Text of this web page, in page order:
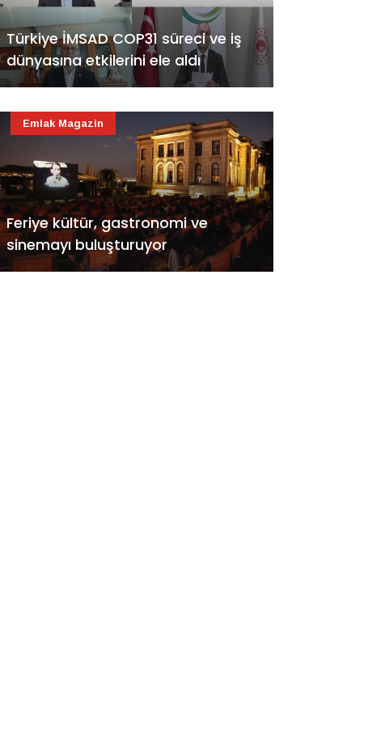
Türkiye İMSAD COP31 süreci ve iş
dünyasına etkilerini ele aldı
Feriye kültür, gastronomi ve
sinemayı buluşturuyor
Emlak Magazin